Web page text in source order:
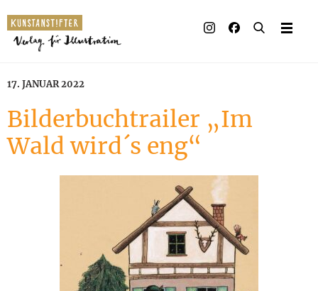
17. JANUAR 2022
Bilderbuchtrailer „Im
Wald wird´s eng“
Verlag
Auszeichnungen
Presse & Handel
Rechte
Begleitmaterial
Kontakt